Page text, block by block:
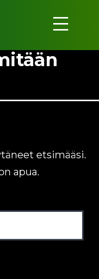
etsimääsi.
apua.